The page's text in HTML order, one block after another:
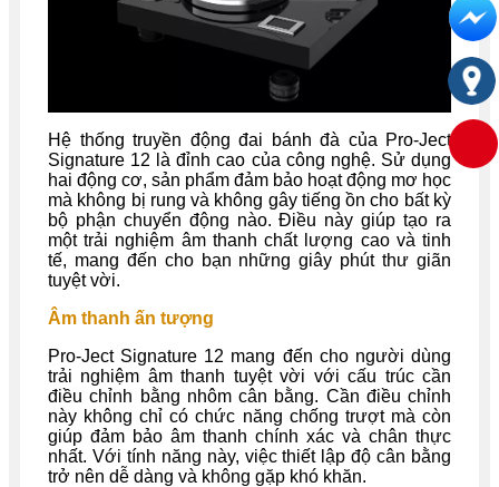
Hệ thống truyền động đai bánh đà của Pro-Ject
Signature 12 là đỉnh cao của công nghệ. Sử dụng
hai động cơ, sản phẩm đảm bảo hoạt động mơ học
mà không bị rung và không gây tiếng ồn cho bất kỳ
bộ phận chuyển động nào. Điều này giúp tạo ra
một trải nghiệm âm thanh chất lượng cao và tinh
tế, mang đến cho bạn những giây phút thư giãn
tuyệt vời.
Âm thanh ấn tượng
Pro-Ject Signature 12 mang đến cho người dùng
trải nghiệm âm thanh tuyệt vời với cấu trúc cần
điều chỉnh bằng nhôm cân bằng. Cần điều chỉnh
này không chỉ có chức năng chống trượt mà còn
giúp đảm bảo âm thanh chính xác và chân thực
nhất. Với tính năng này, việc thiết lập độ cân bằng
trở nên dễ dàng và không gặp khó khăn.